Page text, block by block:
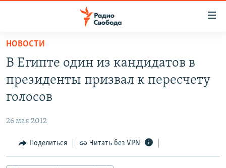
упрощенного
доступа
основному
Вернутся
АВТОРСКИЕ ПРОЕКТЫ
МНЕНИЯ
КУЛЬТУРА
НОВОСТИ
В Египте один из кандидатов в
президенты призвал к пересчету
голосов
26 мая 2012
Поделиться Читать без VPN